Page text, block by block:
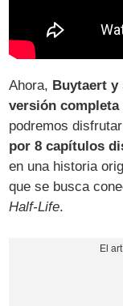
Ahora, Buytaert y
versión completa
podremos
por 8 capítulos
en una historia
que se busca
Half-Life.